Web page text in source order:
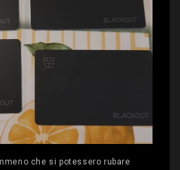
che si potessero rubare